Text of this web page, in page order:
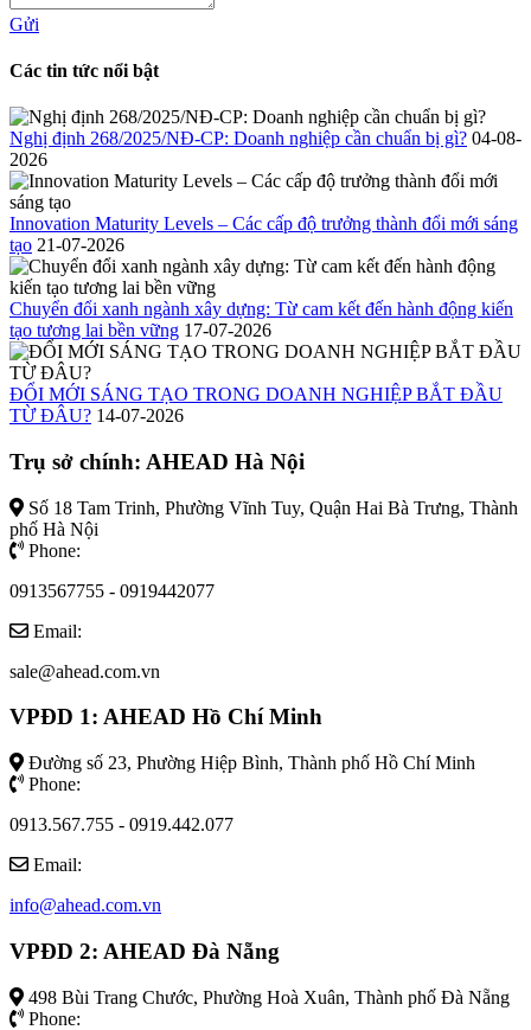
Gửi
Các tin tức nổi bật
Nghị định 268/2025/NĐ-CP: Doanh nghiệp cần chuẩn bị gì? 04-08-
2026
Innovation Maturity Levels – Các cấp độ trưởng thành đổi mới sáng
tạo 21-07-2026
Chuyển đổi xanh ngành xây dựng: Từ cam kết đến hành động kiến
tạo tương lai bền vững 17-07-2026
ĐỔI MỚI SÁNG TẠO TRONG DOANH NGHIỆP BẮT ĐẦU
TỪ ĐÂU? 14-07-2026
Trụ sở chính: AHEAD Hà Nội
Số 18 Tam Trinh, Phường Vĩnh Tuy, Quận Hai Bà Trưng, Thành
phố Hà Nội
Phone:
0913567755 - 0919442077
Email:
sale@ahead.com.vn
VPĐD 1: AHEAD Hồ Chí Minh
Đường số 23, Phường Hiệp Bình, Thành phố Hồ Chí Minh
Phone:
0913.567.755 - 0919.442.077
Email:
info@ahead.com.vn
VPĐD 2: AHEAD Đà Nẵng
498 Bùi Trang Chước, Phường Hoà Xuân, Thành phố Đà Nẵng
Phone: